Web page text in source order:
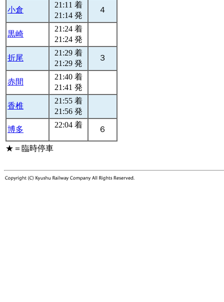
小倉
21:11 着
21:14 発
４
黒崎
21:24 着
21:24 発
折尾
21:29 着
21:29 発
３
赤間
21:40 着
21:41 発
香椎
21:55 着
21:56 発
博多
22:04 着
６
★＝臨時停車